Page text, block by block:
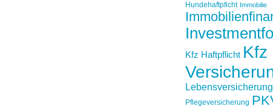
Hundehaftpficht Immobilie
Kfz Haftpflicht Kfz
Lebensversicherung
Pflegeversicherung